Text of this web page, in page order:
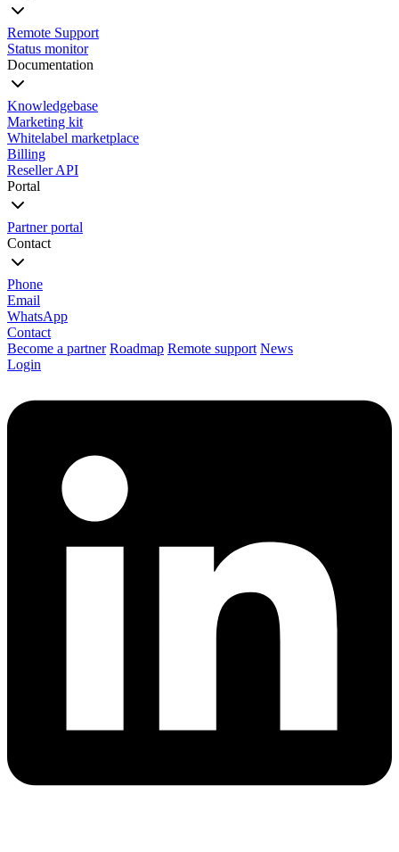
Remote Support
Status monitor
Documentation
Knowledgebase
Marketing kit
Whitelabel marketplace
Billing
Reseller API
Portal
Partner portal
Contact
Phone
Email
WhatsApp
Contact
Become a partner Roadmap Remote support News
Login